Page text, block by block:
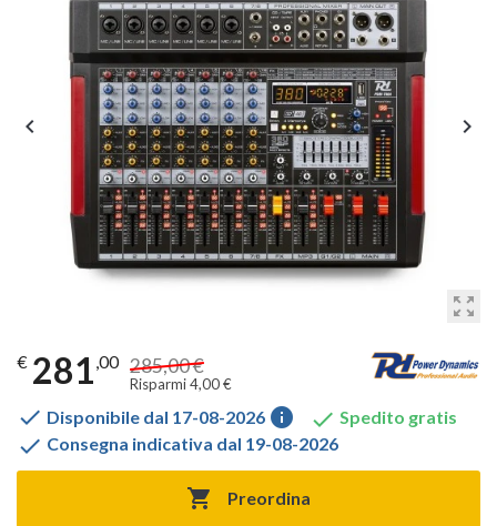
zoom_out_map
 
€ 281,00 285,00 €
Risparmi 4,00 €
 Disponibile dal 17-08-2026 info  Spedito gratis
 Consegna indicativa dal 19-08-2026
 Preordina